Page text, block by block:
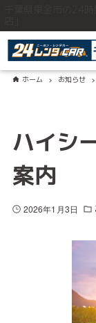
ホーム お知らせ
ハイシ
案内
2026年1月3日